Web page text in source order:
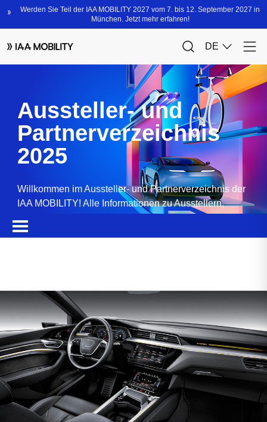
Aussteller- und
Partnerverzeichnis
2025
Willkommen im Aussteller- und Partnerverzeichnis der
IAA MOBILITY! Alle Informationen zu Ausstellern,